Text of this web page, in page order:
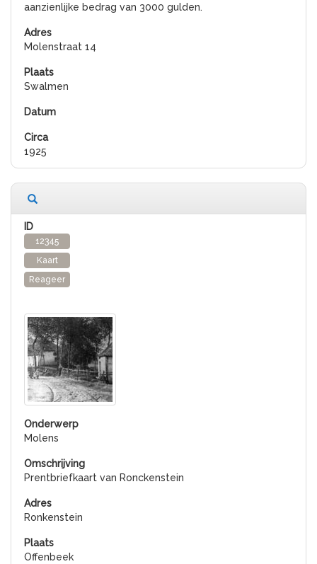
aanzienlijke bedrag van 3000 gulden.
Molenstraat 14
Swalmen
1925
12345
Kaart
Reageer
Molens
Prentbriefkaart van Ronckenstein
Ronkenstein
Offenbeek